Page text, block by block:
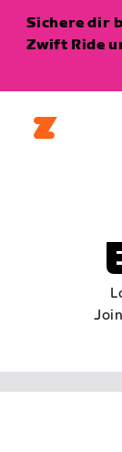
Sichere dir
Zwift Ride